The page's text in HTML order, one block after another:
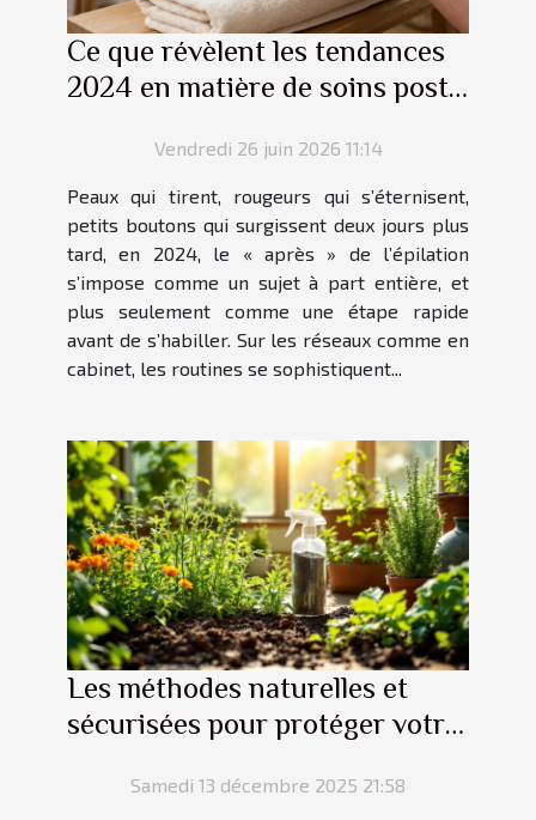
Ce que révèlent les tendances
2024 en matière de soins post-
Vendredi 26 juin 2026 11:14
Peaux qui tirent, rougeurs qui s’éternisent,
petits boutons qui surgissent deux jours plus
tard, en 2024, le « après » de l’épilation
s’impose comme un sujet à part entière, et
plus seulement comme une étape rapide
avant de s’habiller. Sur les réseaux comme en
cabinet, les routines se sophistiquent...
Les méthodes naturelles et
sécurisées pour protéger votre
Samedi 13 décembre 2025 21:58